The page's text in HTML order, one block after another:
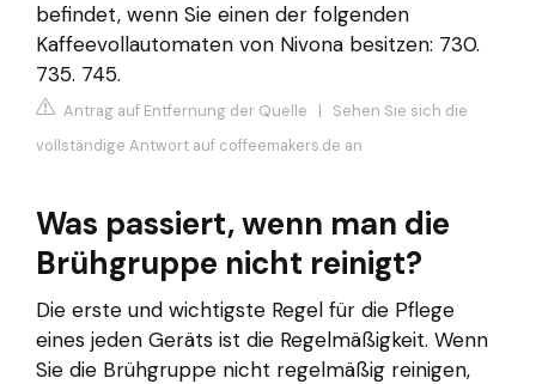
befindet, wenn Sie einen der folgenden
Kaffeevollautomaten von Nivona besitzen: 730.
735. 745.
Antrag auf Entfernung der Quelle | Sehen Sie sich die
vollständige Antwort auf coffeemakers.de an
Was passiert, wenn man die
Brühgruppe nicht reinigt?
Die erste und wichtigste Regel für die Pflege
eines jeden Geräts ist die Regelmäßigkeit. Wenn
Sie die Brühgruppe nicht regelmäßig reinigen,